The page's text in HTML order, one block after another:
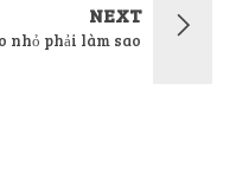
NEXT
nhỏ phải làm sao